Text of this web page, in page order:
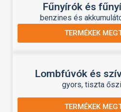
Fűnyírók és
benzines és
TERMÉKEK
Lombfúvók és
gyors, tiszta
TERMÉKEK